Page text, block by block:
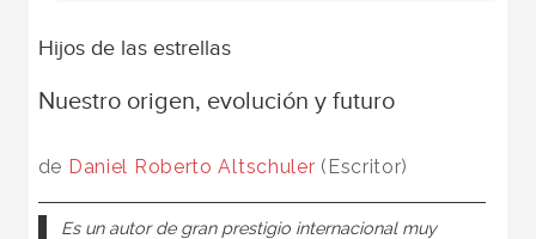
Hijos de las estrellas
Nuestro origen, evolución y futuro
de Daniel Roberto Altschuler (Escritor)
Es un autor de gran prestigio internacional muy